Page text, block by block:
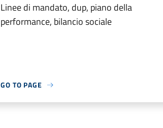
Linee di mandato, dup, piano della
performance, bilancio sociale
GO TO PAGE